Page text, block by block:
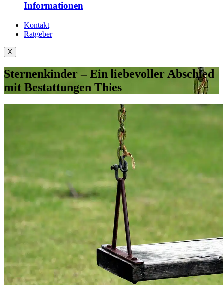
Informationen
Kontakt
Ratgeber
X
Sternenkinder – Ein liebevoller Abschied
mit Bestattungen Thies